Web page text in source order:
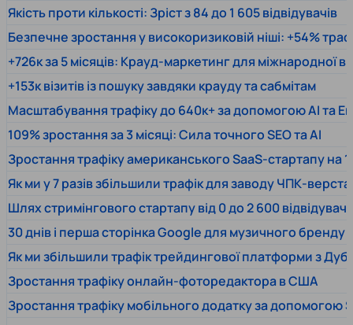
Якість проти кількості: Зріст з 84 до 1 605 відвідувачів
Безпечне зростання у високоризиковій ніші: +54%
+726к за 5 місяців: Крауд-маркетинг для міжнародної
+153к візитів із пошуку завдяки крауду та сабмітам
Масштабування трафіку до 640к+ за допомогою AI та
109% зростання за 3 місяці: Сила точного SEO та AI
Зростання трафіку американського SaaS-стартапу на
Як ми у 7 разів збільшили трафік для заводу ЧПК-
Шлях стримінгового стартапу від 0 до 2 600
30 днів і перша сторінка Google для музичного бренду
Як ми збільшили трафік трейдингової платформи з
Зростання трафіку онлайн-фоторедактора в США
Зростання трафіку мобільного додатку за допомогою